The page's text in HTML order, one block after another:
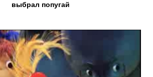
выбрал попугай